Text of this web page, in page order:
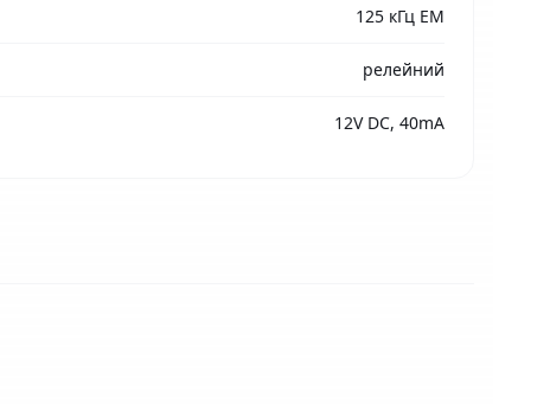
125 кГц EM
релейний
12V DC, 40mA